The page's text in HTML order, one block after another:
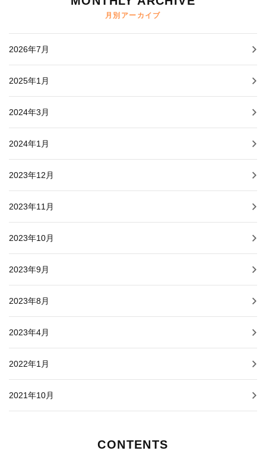
月別アーカイブ
2026年7月
2025年1月
2024年3月
2024年1月
2023年12月
2023年11月
2023年10月
2023年9月
2023年8月
2023年4月
2022年1月
2021年10月
CONTENTS